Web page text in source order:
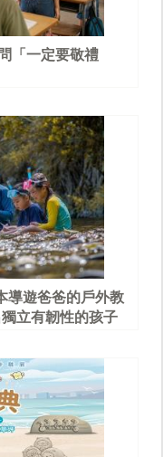
「一定要敬禮
導遊爸爸的戶外教
立有韌性的孩子